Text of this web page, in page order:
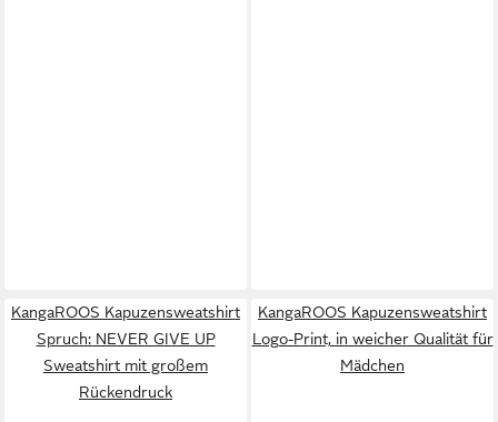
KangaROOS Kapuzensweatshirt
Spruch: NEVER GIVE UP
Sweatshirt mit großem
Rückendruck
KangaROOS Kapuzensweatshirt
Logo-Print, in weicher Qualität für
Mädchen